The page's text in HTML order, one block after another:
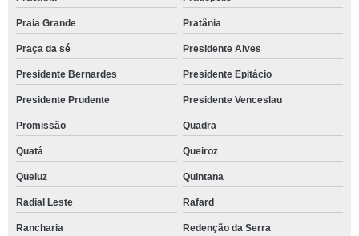
Praia Grande Pratânia
Praça da sé Presidente Alves
Presidente Bernardes Presidente Epitácio
Presidente Prudente Presidente Venceslau
Promissão Quadra
Quatá Queiroz
Queluz Quintana
Radial Leste Rafard
Rancharia Redenção da Serra